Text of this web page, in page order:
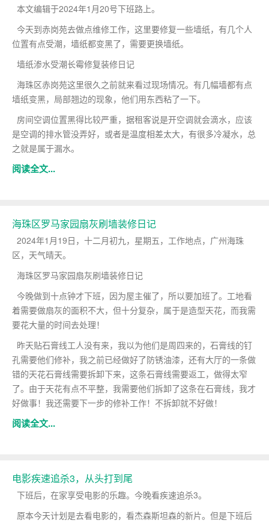
本文编辑于2024年1月20号下班路上。
今天到赤岗苑去做点维修工作，这里要修复一些墙纸，有几个人
位置有点受潮，墙纸都变黑了，需要更换墙纸。
墙纸渗水受潮长霉修复装修日记
海珠区赤岗苑这里很久之前就来看过现场情况。有几幅墙都有点
墙纸变黑，局部翘边的现象，他们用东西粘了一下。
房间空调位置黑得比较严重，据租客说是开空调就会滴水，应该
是空调的排水管没弄好，或者是温度相差太大，有很多冷凝水，总
之就是属于漏水。
阅读全文...
海珠区罗马家园扇灰刷墙装修日记
2024年1月19日，十二月初九，星期五，工作地点，广州海珠
区，天气晴天。
海珠区罗马家园扇灰刷墙装修日记
今晚做到十点钟才下班，因为屋主催了，所以要加班了。工地看
着需要做扇灰的面积不大，但十分复杂，属于是造型天花，而我需
要花大量的时间去处理！
昨天贴石膏线工人没有来，我以为他们是周四来的，石膏线的钉
孔需要他们修补，我之前已经做好了防锈油漆，还有大厅的一条做
错的天花石膏线需要拆卸下来，这条石膏线需要返工，做得太窄
了。由于天花有点不平整，我需要他们拆卸了这条在石膏线，我才
好做事！我还需要下一步的修补工作！不拆卸就不好做！
阅读全文...
电影疾速追杀3，从头打到尾
下班后，在家享受电影的乐趣。今晚看疾速追杀3。
原本今天计划是去看电影的，看杰森斯坦森的新片。但是下班后